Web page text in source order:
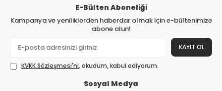
E-Bülten Aboneliği
Kampanya ve yeniliklerden haberdar olmak için e-bültenimize
abone olun!
KAYIT OL
KVKK Sözleşmesi'ni, okudum, kabul ediyorum.
Sosyal Medya